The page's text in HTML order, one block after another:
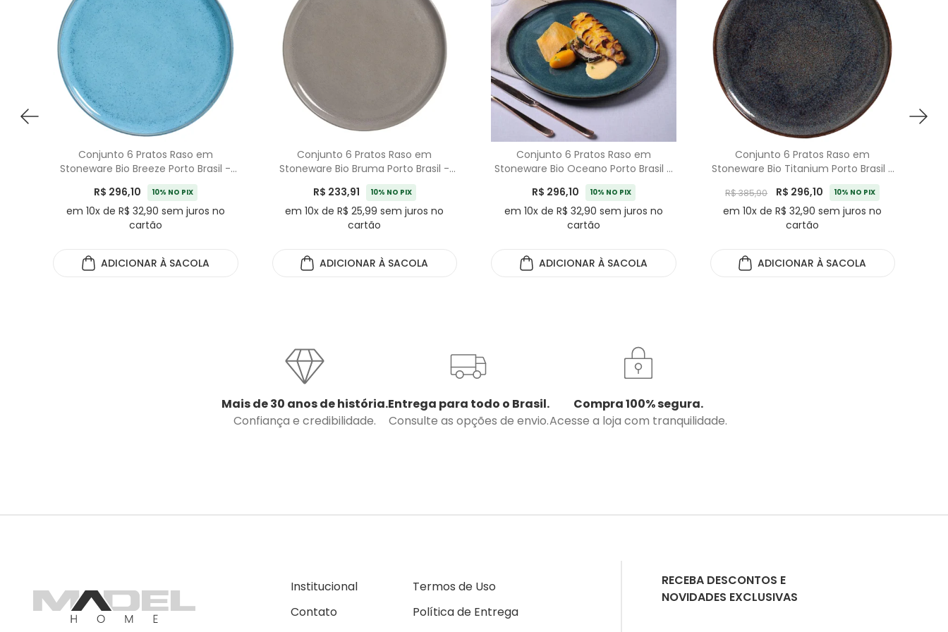
Conjunto 6 Pratos Raso em
Stoneware Bio Breeze Porto Brasil -
27,5cm
R$ 296,10 10% NO PIX
em 10x de R$ 32,90 sem juros no
cartão
ADICIONAR À SACOLA
Conjunto 6 Pratos Raso em
Stoneware Bio Bruma Porto Brasil -
27,5cm
R$ 233,91 10% NO PIX
em 10x de R$ 25,99 sem juros no
cartão
ADICIONAR À SACOLA
Conjunto 6 Pratos Raso em
Stoneware Bio Oceano Porto Brasil -
27,5cm
R$ 296,10 10% NO PIX
em 10x de R$ 32,90 sem juros no
cartão
ADICIONAR À SACOLA
Conjunto 6 Pratos Raso em
Stoneware Bio Titanium Porto Brasil -
R$ 385,90 R$ 296,10 10% NO PIX
em 10x de R$ 32,90 sem juros no
cartão
ADICIONAR À SACOLA
Mais de 30 anos de história.
Confiança e credibilidade.
Entrega para todo o Brasil.
Consulte as opções de envio.
Compra 100% segura.
Acesse a loja com tranquilidade.
Institucional
Contato
Termos de Uso
Política de Entrega
RECEBA DESCONTOS E
NOVIDADES EXCLUSIVAS